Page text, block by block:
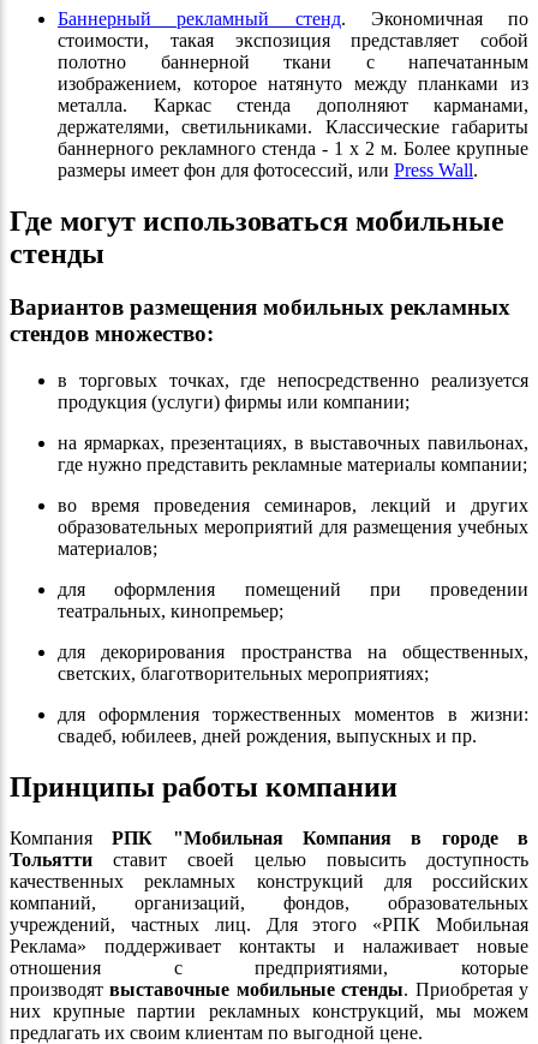
Баннерный рекламный стенд. Экономичная по
стоимости, такая экспозиция представляет собой
полотно баннерной ткани с напечатанным
изображением, которое натянуто между планками из
металла. Каркас стенда дополняют карманами,
держателями, светильниками. Классические габариты
баннерного рекламного стенда - 1 х 2 м. Более крупные
размеры имеет фон для фотосессий, или Press Wall.
Где могут использоваться мобильные
стенды
Вариантов размещения мобильных рекламных
стендов множество:
в торговых точках, где непосредственно реализуется
продукция (услуги) фирмы или компании;
на ярмарках, презентациях, в выставочных павильонах,
где нужно представить рекламные материалы компании;
во время проведения семинаров, лекций и других
образовательных мероприятий для размещения учебных
материалов;
для оформления помещений при проведении
театральных, кинопремьер;
для декорирования пространства на общественных,
светских, благотворительных мероприятиях;
для оформления торжественных моментов в жизни:
свадеб, юбилеев, дней рождения, выпускных и пр.
Принципы работы компании
КомпанияРПК "Мобильная Компания в городе в
Тольятти ставит своей целью повысить доступность
качественных рекламных конструкций для российских
компаний, организаций, фондов, образовательных
учреждений, частных лиц. Для этого «РПК Мобильная
Реклама» поддерживает контакты и налаживает новые
отношения с предприятиями, которые
производят выставочные мобильные стенды. Приобретая у
них крупные партии рекламных конструкций, мы можем
предлагать их своим клиентам по выгодной цене.